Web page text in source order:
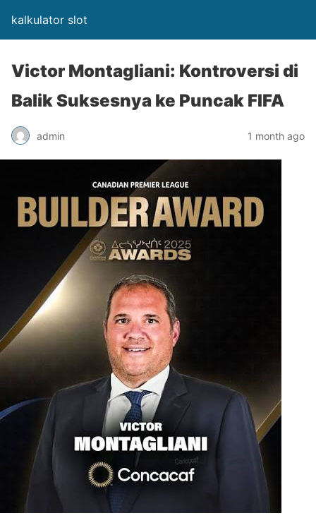
kalkulator slot
Victor Montagliani: Kontroversi di
Balik Suksesnya ke Puncak FIFA
admin 1 month ago